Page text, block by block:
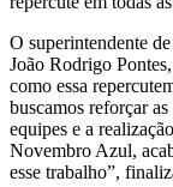
O superintendente
João Rodrigo
como essa
buscamos reforçar
equipes e a
Novembro Azul,
esse trabalho”,